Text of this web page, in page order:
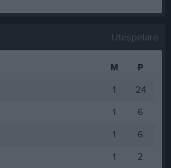
Utespelare
M
P
1
24
1
6
1
6
1
2